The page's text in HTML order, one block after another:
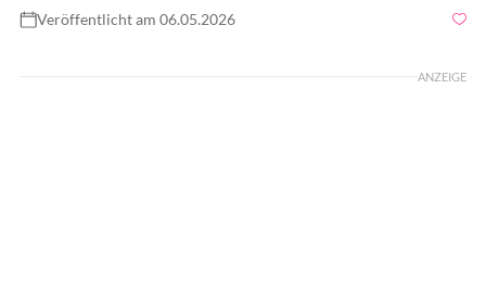
Veröffentlicht am 06.05.2026
ANZEIGE